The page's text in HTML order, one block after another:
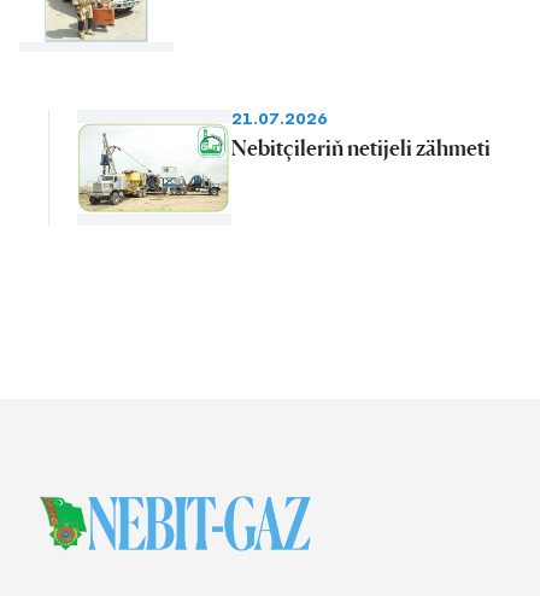
21.07.2026
Nebitçileriň netijeli zähmeti